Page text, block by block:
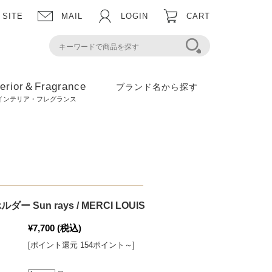
SITE MAIL LOGIN CART
＆Fragrance
ンテリア・フレグランス
ブランド名から探す
ダー Sun rays / MERCI LOUIS
¥7,700 (税込)
[ポイント還元 154ポイント～]